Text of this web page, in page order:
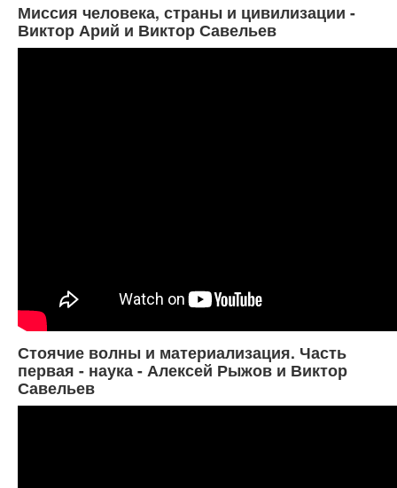
Миссия человека, страны и цивилизации -
Виктор Арий и Виктор Савельев
Стоячие волны и материализация. Часть
первая - наука - Алексей Рыжов и Виктор
Савельев